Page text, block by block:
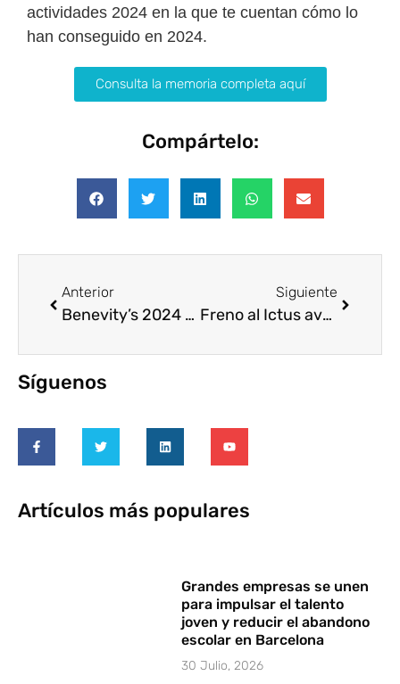
actividades 2024 en la que te cuentan cómo lo
han conseguido en 2024.
Consulta la memoria completa aquí
Compártelo:
Anterior
Benevity’s 2024 Annual Impact Report: The Way We Do Good
Siguiente
Freno al Ictus avanza en los espacios «Cerebroprotegidos»
Síguenos
Artículos más populares
Grandes empresas se unen
para impulsar el talento
joven y reducir el abandono
escolar en Barcelona
30 Julio, 2026